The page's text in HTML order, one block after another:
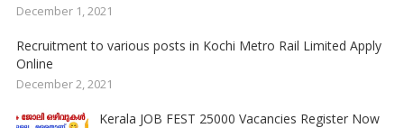
December 1, 2021
Recruitment to various posts in Kochi Metro Rail Limited Apply
Online
December 2, 2021
Kerala JOB FEST 25000 Vacancies Register Now